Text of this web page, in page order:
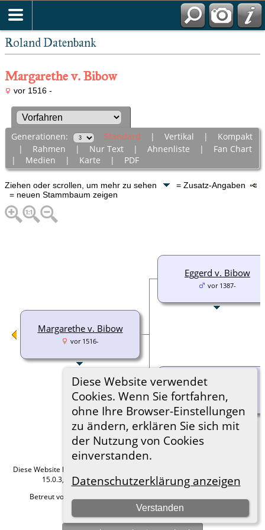
Roland Datenbank
Diese Website verwendet
Cookies. Wenn Sie fortfahren,
ohne Ihre Browser-Einstellungen
zu ändern, erklären Sie sich mit
der Nutzung von Cookies
einverstanden.
Datenschutzerklärung anzeigen
Verstanden
Margarethe v. Bibow
vor 1516 -
Generationen: Standard | Vertikal | Kompakt
| Rahmen | Nur Text| Ahnenliste | Fan Chart
| Medien | Karte | PDF
Ziehen oder scrollen, um mehr zu sehen
= Zusatz-Angaben
= neuen Stammbaum zeigen
Margarethe v. Bibow
vor 1516-
Eggerd v. Bibow
vor 1387-
NN v. Aversberg
Diese Website läuft mit
15.0.3, programmiert von Darrin Lythgoe © 2001-2026.
Betreut von
Hier geht es zum Impressum